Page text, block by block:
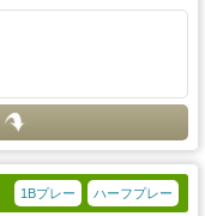
ハーフプレー
1Bプレー